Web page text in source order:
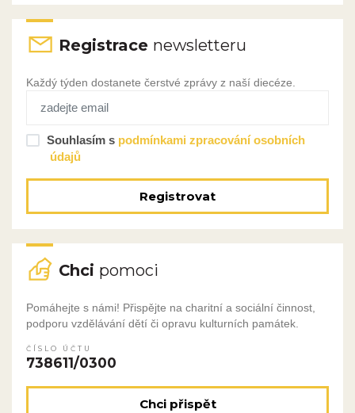
Registrace newsletteru
Každý týden dostanete čerstvé zprávy z naší diecéze.
Souhlasím s podmínkami zpracování osobních
údajů
Registrovat
Chci pomoci
Pomáhejte s námi! Přispějte na charitní a sociální činnost,
podporu vzdělávání dětí či opravu kulturních památek.
ČÍSLO ÚČTU
738611/0300
Chci přispět